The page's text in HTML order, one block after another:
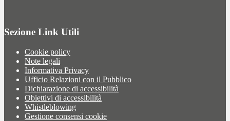
Sezione Link Utili
Cookie policy
Note legali
Informativa Privacy
Ufficio Relazioni con il Pubblico
Dichiarazione di accessibilità
Obiettivi di accessibilità
Whistleblowing
Gestione consensi cookie